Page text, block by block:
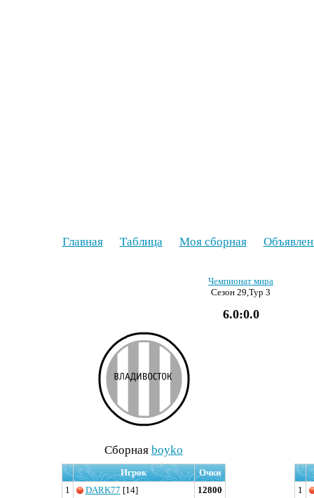
Главная Таблица Моя сборная
Чемпионат мира
Сезон 29,Тур 3
6.0:0.0
Cборная boyko
Игрок
Очки
1
DARK77 [14] 12800 1